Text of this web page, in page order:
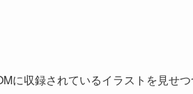
に収録されているイラストを見せつ